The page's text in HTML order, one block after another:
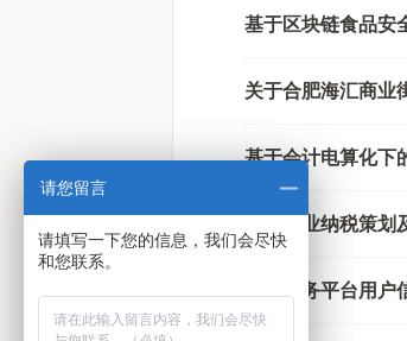
基于区块链食品安
关于合肥海汇商业
基于会计电算化下
浅论企业纳税策
电子商务平台用
请您留言
请填写一下您的信息，我们会尽快
和您联系。